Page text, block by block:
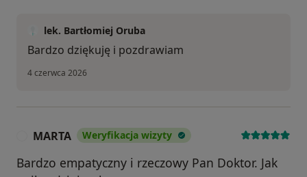
lek. Bartłomiej Oruba
Bardzo dziękuję i pozdrawiam
4 czerwca 2026
MARTA Weryfikacja wizyty
Bardzo empatyczny i rzeczowy Pan Doktor. Jak